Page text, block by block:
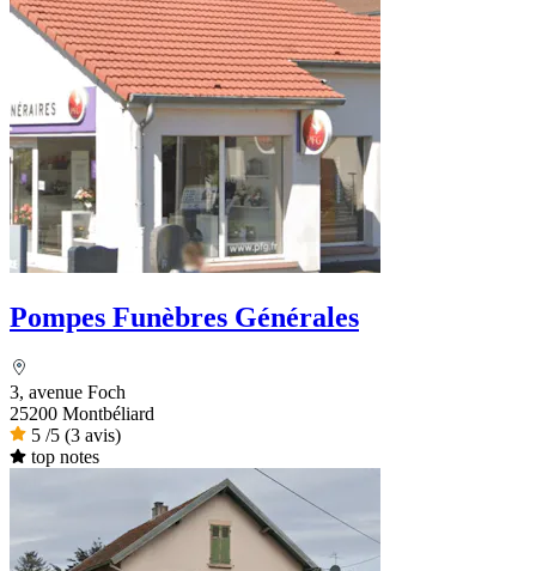
Pompes Funèbres Générales
3, avenue Foch
25200 Montbéliard
5 /5 (3 avis)
top notes